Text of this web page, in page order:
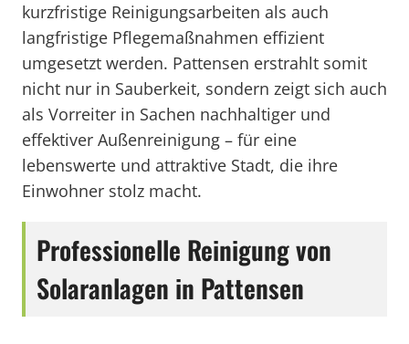
kurzfristige Reinigungsarbeiten als auch
langfristige Pflegemaßnahmen effizient
umgesetzt werden. Pattensen erstrahlt somit
nicht nur in Sauberkeit, sondern zeigt sich auch
als Vorreiter in Sachen nachhaltiger und
effektiver Außenreinigung – für eine
lebenswerte und attraktive Stadt, die ihre
Einwohner stolz macht.
Professionelle Reinigung von
Solaranlagen in Pattensen